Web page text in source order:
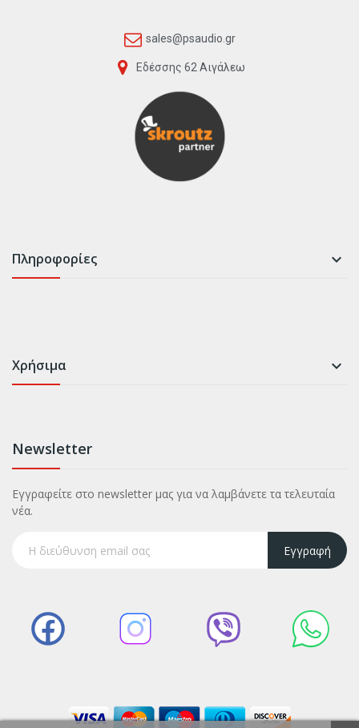
sales@psaudio.gr
Εδέσσης 62 Αιγάλεω
Πληροφορίες 
Χρήσιμα 
Newsletter
Εγγραφείτε στο newsletter μας για να λαμβάνετε τα τελευταία
νέα.
Εγγραφή